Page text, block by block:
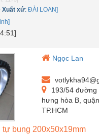
Xuất xứ: ĐÀI LOAN]
Ngọc Lan
193/54
hưng hòa B,
TP.HCM
tự bung 200x50x19mm